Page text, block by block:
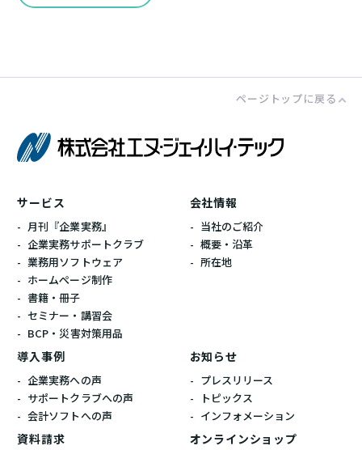
ページトップに戻る
サービス
月刊『企業実務』
企業実務サポートクラブ
業務用ソフトウェア
ホームぺージ制作
書籍・冊子
セミナー・講習会
BCP・災害対策用品
会社情報
当社のご紹介
概要・沿革
所在地
導入事例
企業実務への声
サポートクラブへの声
会計ソフトへの声
お知らせ
プレスリリース
トピックス
インフォメーション
資料請求 オンラインショップ